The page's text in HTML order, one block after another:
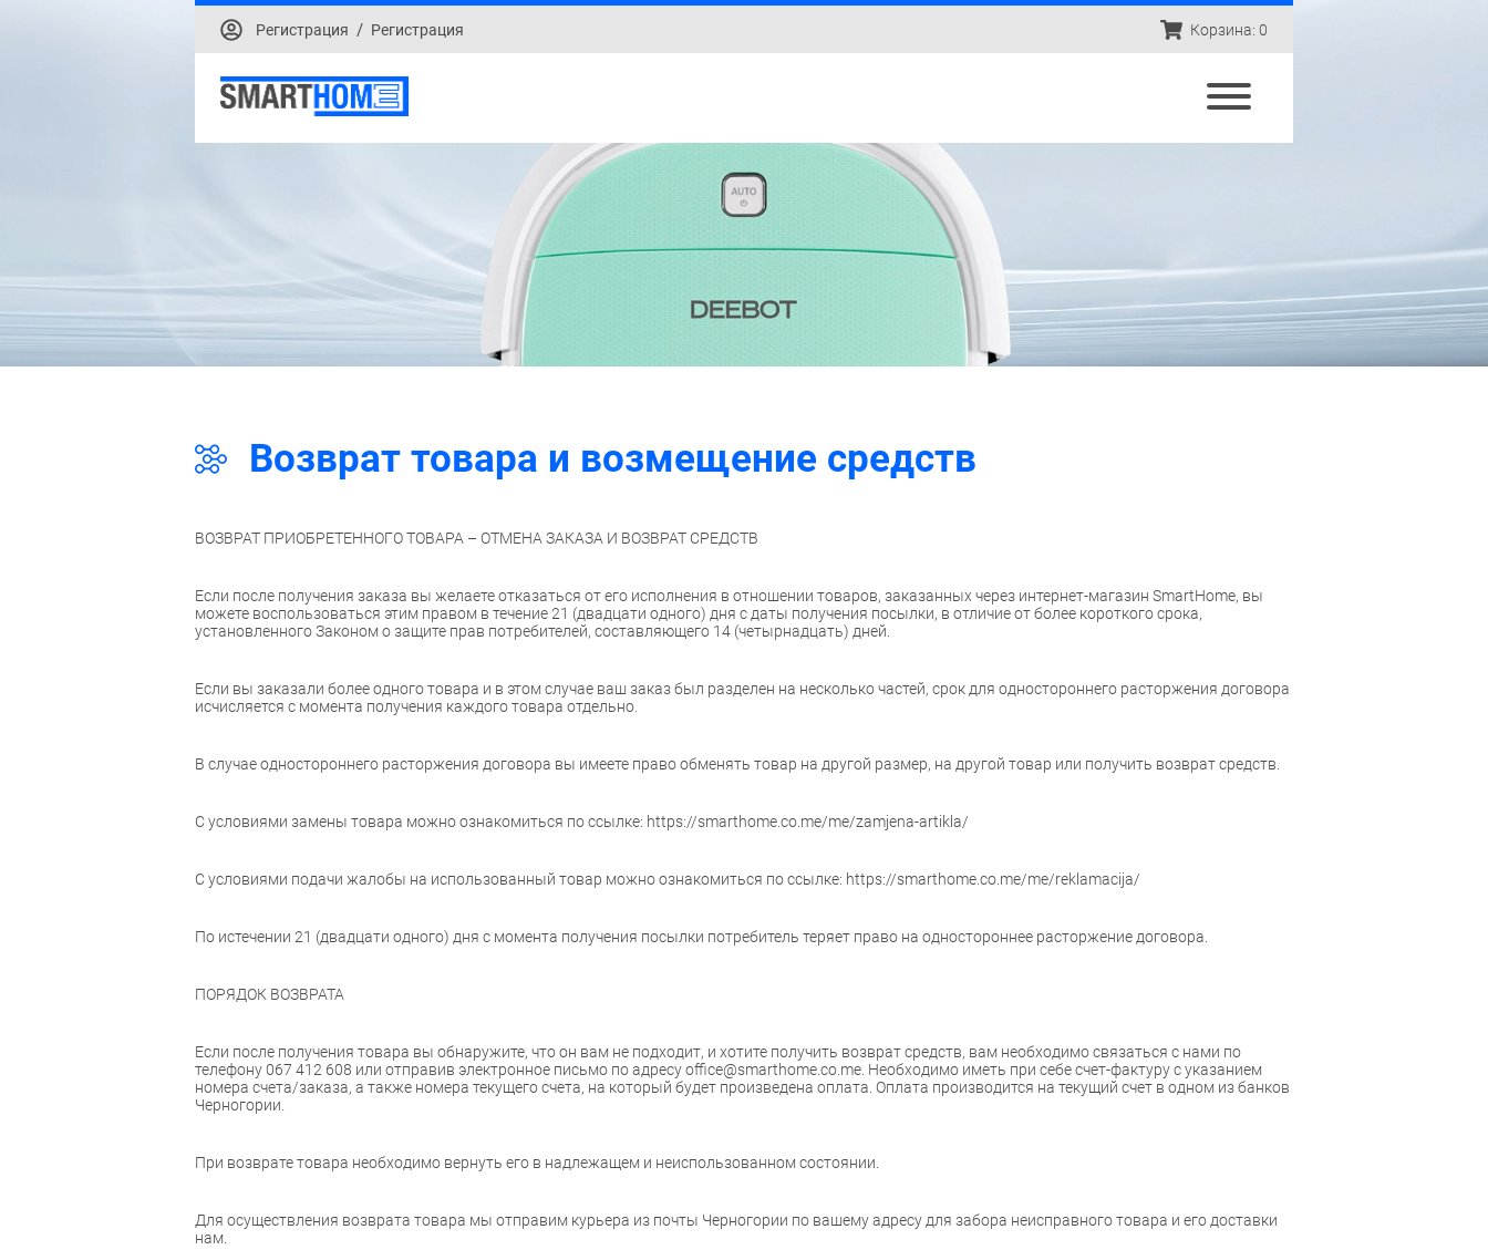
Регистрация / Регистрация Корзина: 0
Возврат товара и возмещение средств
ВОЗВРАТ ПРИОБРЕТЕННОГО ТОВАРА – ОТМЕНА ЗАКАЗА И ВОЗВРАТ СРЕДСТВ
Если после получения заказа вы желаете отказаться от его исполнения в отношении товаров, заказанных через интернет-магазин SmartHome, вы
можете воспользоваться этим правом в течение 21 (двадцати одного) дня с даты получения посылки, в отличие от более короткого срока,
установленного Законом о защите прав потребителей, составляющего 14 (четырнадцать) дней.
Если вы заказали более одного товара и в этом случае ваш заказ был разделен на несколько частей, срок для одностороннего расторжения договора
исчисляется с момента получения каждого товара отдельно.
В случае одностороннего расторжения договора вы имеете право обменять товар на другой размер, на другой товар или получить возврат средств.
С условиями замены товара можно ознакомиться по ссылке: https://smarthome.co.me/me/zamjena-artikla/
С условиями подачи жалобы на использованный товар можно ознакомиться по ссылке: https://smarthome.co.me/me/reklamacija/
По истечении 21 (двадцати одного) дня с момента получения посылки потребитель теряет право на одностороннее расторжение договора.
ПОРЯДОК ВОЗВРАТА
Если после получения товара вы обнаружите, что он вам не подходит, и хотите получить возврат средств, вам необходимо связаться с нами по
телефону 067 412 608 или отправив электронное письмо по адресу office@smarthome.co.me. Необходимо иметь при себе счет-фактуру с указанием
номера счета/заказа, а также номера текущего счета, на который будет произведена оплата. Оплата производится на текущий счет в одном из банков
Черногории.
При возврате товара необходимо вернуть его в надлежащем и неиспользованном состоянии.
Для осуществления возврата товара мы отправим курьера из почты Черногории по вашему адресу для забора неисправного товара и его доставки
нам.